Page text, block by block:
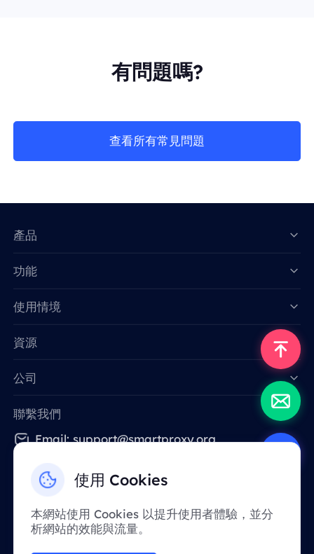
有問題嗎?
查看所有常見問題
使用 Cookies
本網站使用 Cookies 以提升使用者體驗，並分
析網站的效能與流量。
產品
功能
使用情境
資源
公司
聯繫我們
Email: support@smartproxy.org